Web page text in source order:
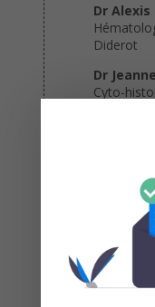
Dr Alexis
Diderot
Dr
Cyto-
Dr Jean-
Pr Karen
Biologiste